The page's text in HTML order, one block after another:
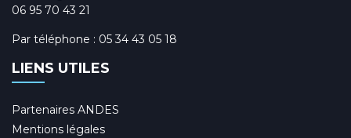
06 95 70 43 21
Par téléphone : 05 34 43 05 18
LIENS UTILES
Partenaires ANDES
Mentions légales